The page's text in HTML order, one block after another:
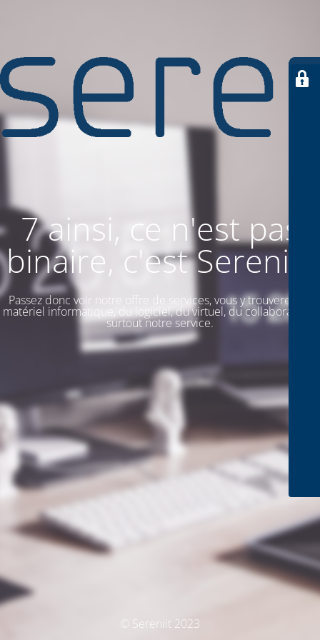
7 ainsi, ce n'est pas
binaire, c'est SereniiT
Passez donc voir notre offre de services, vous y trouverez du
matériel informatique, du logiciel, du virtuel, du collaboratif. Et
surtout notre service.
© Sereniit 2023